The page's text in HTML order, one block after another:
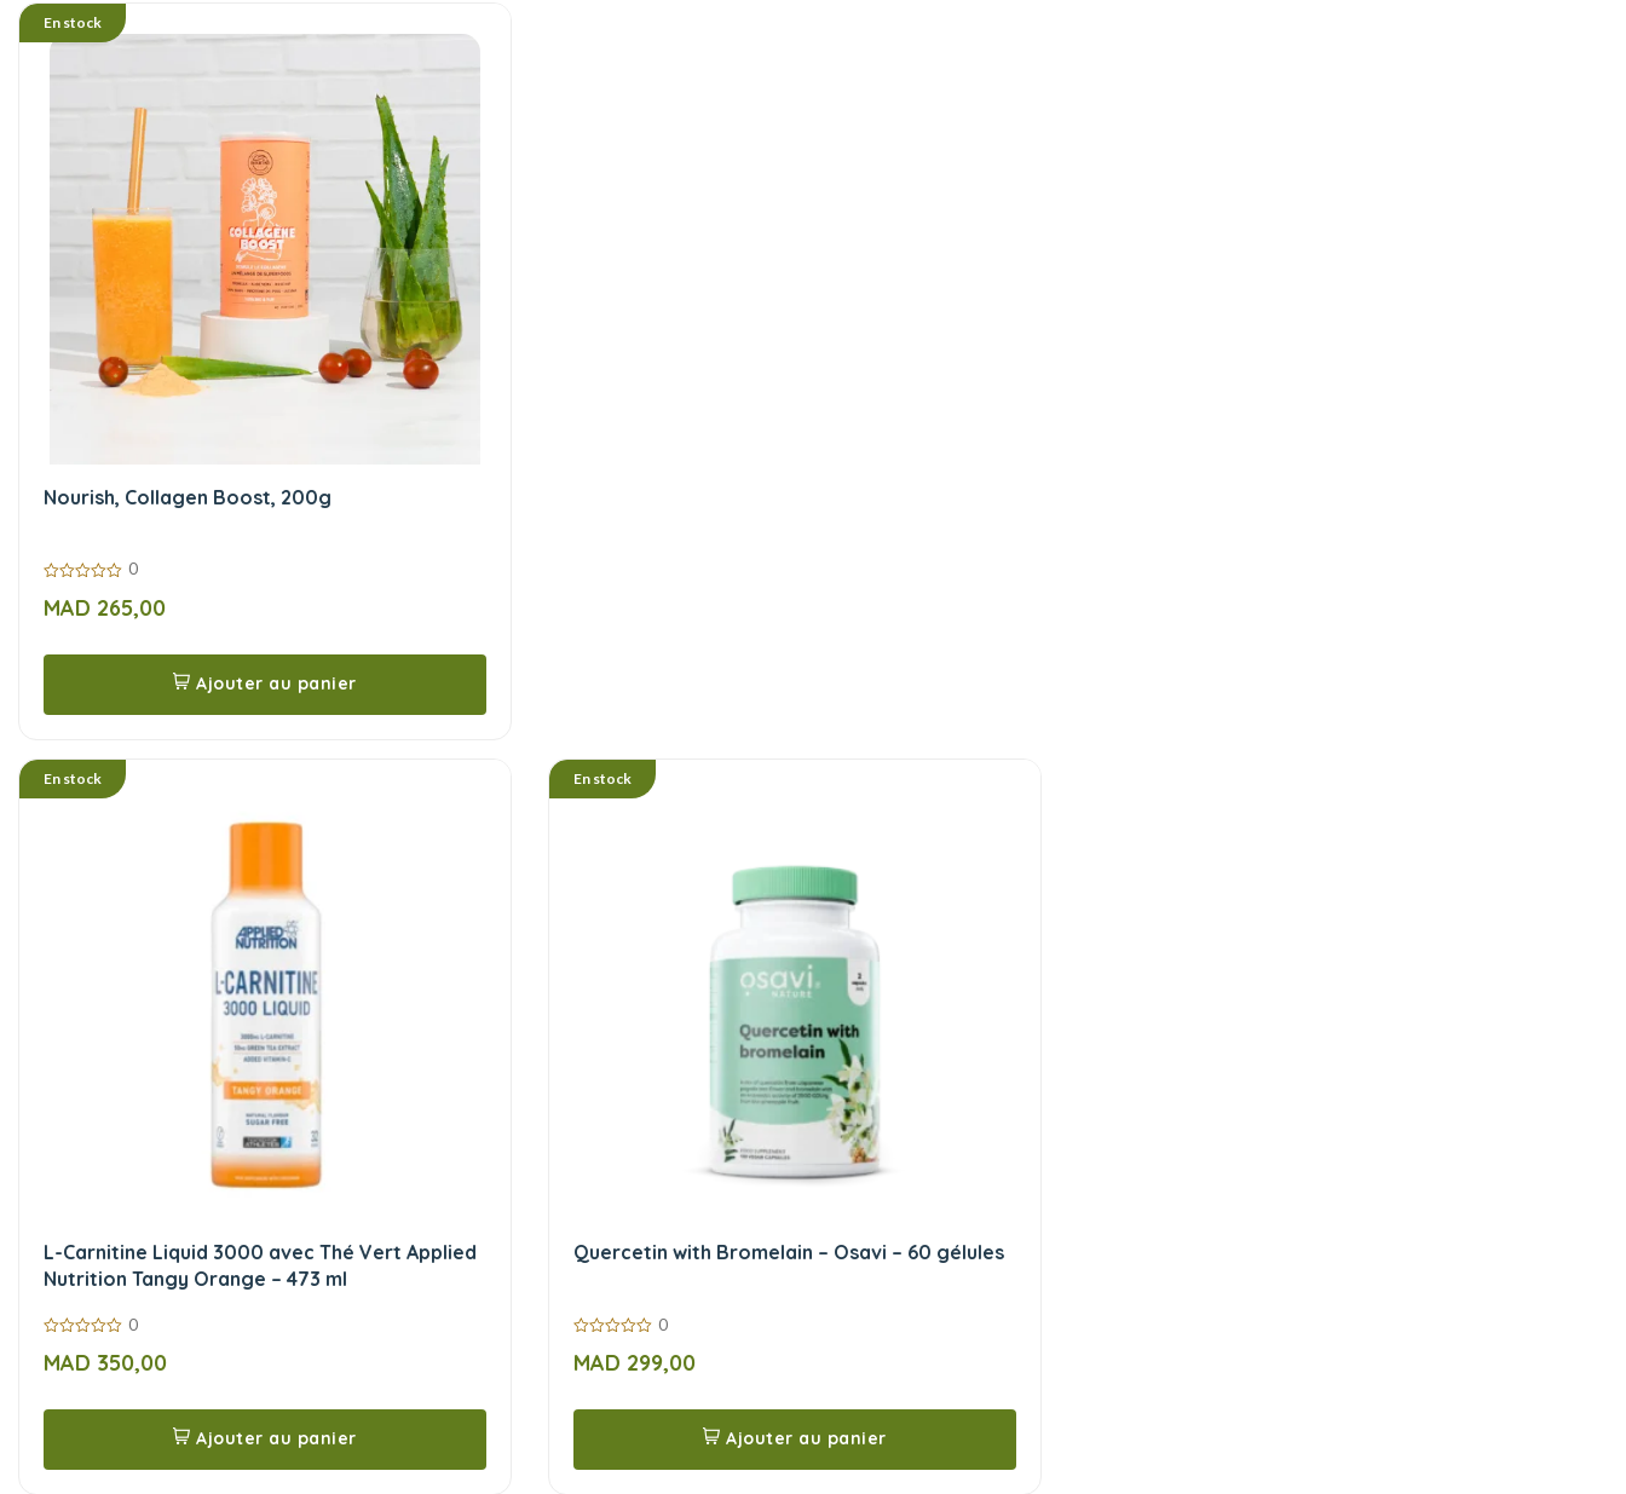
En stock
Nourish, Collagen Boost, 200g
sur
5
0
MAD 265,00
Ajouter au panier
En stock
L-Carnitine Liquid 3000 avec Thé Vert Applied
Nutrition Tangy Orange – 473 ml
sur
0
MAD 350,00
Ajouter au panier
En stock
Quercetin with Bromelain – Osavi – 60 gélules
sur
0
MAD 299,00
Ajouter au panier